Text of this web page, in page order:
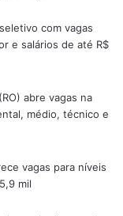
com vagas
e salários de até R$
abre vagas na
médio, técnico e
vagas para níveis
mil